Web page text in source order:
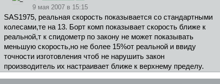
9 мая 2007 в 15:15
SAS1975, реальная скорость показывается со стандартными
колесами,те на 13. Борт комп показывает скорость ближе к
реальной,т к спидометр по закону не может показывать
меньшую скорость,но не более 15%от реальной и ввиду
точности изготовления чтоб не нарушить закон
производитель их настраивает ближе к верхнему пределу.